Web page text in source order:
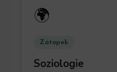
🌍
Zátopek
Soziologie